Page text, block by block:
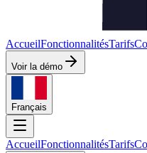
AccueilFonctionnalitésTarifs
Voir la démo
Français
AccueilFonctionnalitésTarifs